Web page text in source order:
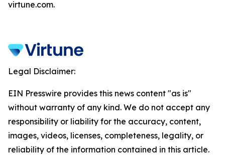
virtune.com.
Legal Disclaimer:
EIN Presswire provides this news content "as is"
without warranty of any kind. We do not accept any
responsibility or liability for the accuracy, content,
images, videos, licenses, completeness, legality, or
reliability of the information contained in this article.